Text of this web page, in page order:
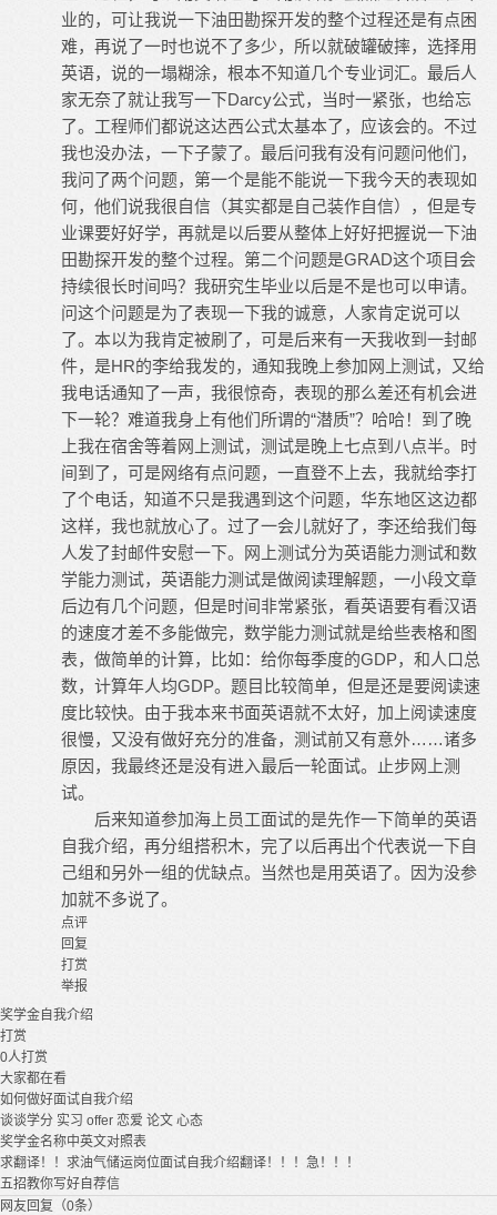
业的，可让我说一下油田勘探开发的整个过程还是有点困
难，再说了一时也说不了多少，所以就破罐破摔，选择用
英语，说的一塌糊涂，根本不知道几个专业词汇。最后人
家无奈了就让我写一下Darcy公式，当时一紧张，也给忘
了。工程师们都说这达西公式太基本了，应该会的。不过
我也没办法，一下子蒙了。最后问我有没有问题问他们，
我问了两个问题，第一个是能不能说一下我今天的表现如
何，他们说我很自信（其实都是自己装作自信），但是专
业课要好好学，再就是以后要从整体上好好把握说一下油
田勘探开发的整个过程。第二个问题是GRAD这个项目会
持续很长时间吗？我研究生毕业以后是不是也可以申请。
问这个问题是为了表现一下我的诚意，人家肯定说可以
了。本以为我肯定被刷了，可是后来有一天我收到一封邮
件，是HR的李给我发的，通知我晚上参加网上测试，又给
我电话通知了一声，我很惊奇，表现的那么差还有机会进
下一轮？难道我身上有他们所谓的“潜质”？哈哈！到了晚
上我在宿舍等着网上测试，测试是晚上七点到八点半。时
间到了，可是网络有点问题，一直登不上去，我就给李打
了个电话，知道不只是我遇到这个问题，华东地区这边都
这样，我也就放心了。过了一会儿就好了，李还给我们每
人发了封邮件安慰一下。网上测试分为英语能力测试和数
学能力测试，英语能力测试是做阅读理解题，一小段文章
后边有几个问题，但是时间非常紧张，看英语要有看汉语
的速度才差不多能做完，数学能力测试就是给些表格和图
表，做简单的计算，比如：给你每季度的GDP，和人口总
数，计算年人均GDP。题目比较简单，但是还是要阅读速
度比较快。由于我本来书面英语就不太好，加上阅读速度
很慢，又没有做好充分的准备，测试前又有意外……诸多
原因，我最终还是没有进入最后一轮面试。止步网上测
试。
后来知道参加海上员工面试的是先作一下简单的英语
自我介绍，再分组搭积木，完了以后再出个代表说一下自
己组和另外一组的优缺点。当然也是用英语了。因为没参
加就不多说了。
点评
回复
打赏
举报
奖学金 自我介绍
打赏
0人打赏
大家都在看
如何做好面试自我介绍
谈谈学分 实习 offer 恋爱 论文 心态
奖学金名称中英文对照表
求翻译！！求油气储运岗位面试自我介绍翻译！！！急！！！
五招教你写好自荐信
网友回复（0条）